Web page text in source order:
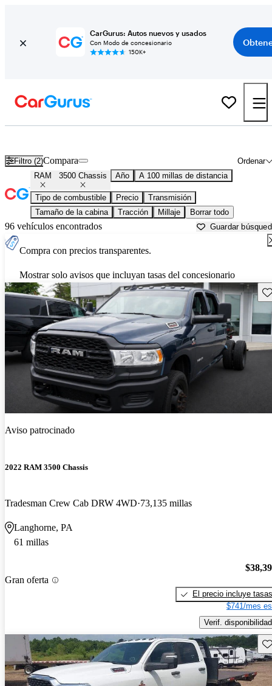
CarGurus: Autos nuevos y usados
Con Modo de concesionario
150K+
Filtro (2) Ordenar
Compara
RAM 3500 Chassis Año A 100 millas de distancia
Tipo de combustible Precio
Transmisión
Tamaño de la cabina
Tracción Millaje Borrar todo
96 vehículos encontrados Guardar
Compra con precios transparentes.
Mostrar solo avisos que incluyan tasas del concesionario
Aviso patrocinado
2022 RAM 3500 Chassis
Tradesman Crew Cab DRW 4WD 73,135 millas
Langhorne, PA
61 millas
Gran oferta
El precio incluye tasas
$741/mes
Verif. disponibilidad